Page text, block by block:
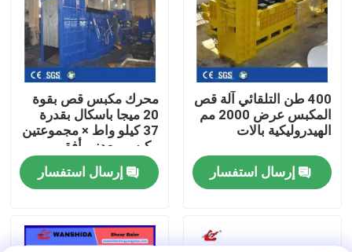
حولنا
جولة في المصنع
مراقبة الجودة
اتصل بنا
400 طن التلقائي آلة قص
المكبس عرض 2000 مم
الهيدروليكية بالات
إرسال استفسار
محرك مكبس قص بقوة
20 ميجا باسكال بقدرة
37 كيلو واط × مجموعتين
مكبس معدني أفقي
للخردة لإعادة تدوير
الخردة الثقيلةإرسال استفسار